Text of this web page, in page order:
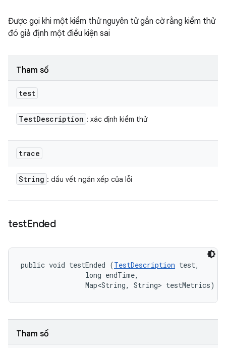
Được gọi khi một kiểm thử nguyên tử gắn cờ rằng kiểm thử
đó giả định một điều kiện sai
Tham số
test
TestDescription : xác định kiểm thử
trace
String : dấu vết ngăn xếp của lỗi
testEnded
public void testEnded (TestDescription test,
                long endTime,
                Map<String, String> testMetrics)
Tham số